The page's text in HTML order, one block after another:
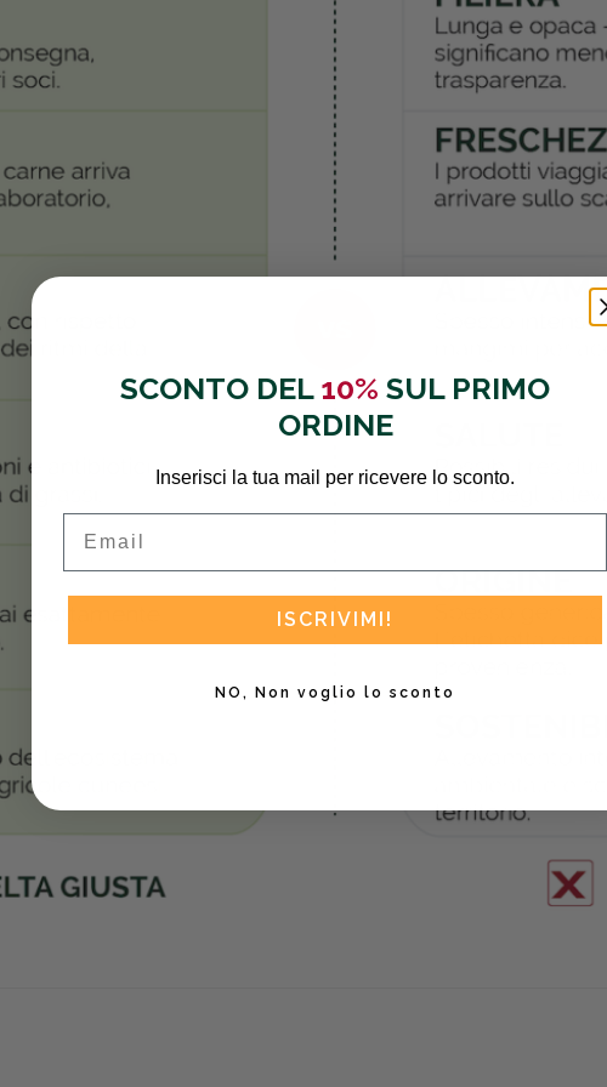
SCONTO DEL 10% SUL PRIMO
ORDINE
Inserisci la tua mail per ricevere lo sconto.
ISCRIVIMI!
NO, Non voglio lo sconto